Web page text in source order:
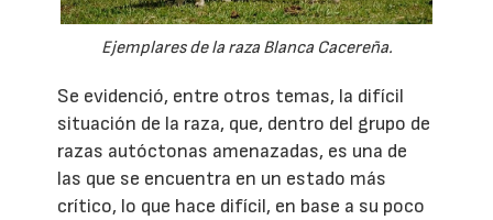
Ejemplares de la raza Blanca Cacereña.
Se evidenció, entre otros temas, la difícil
situación de la raza, que, dentro del grupo de
razas autóctonas amenazadas, es una de
las que se encuentra en un estado más
crítico, lo que hace difícil, en base a su poco